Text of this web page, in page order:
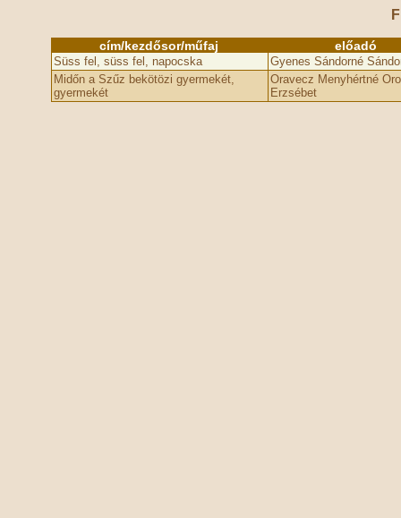
cím/kezdősor/műfaj előadó
Süss fel, süss fel, napocska
Gyenes Sándorné
Midőn a Szűz bekötözi gyermekét,
gyermekét
Oravecz Menyhértné
Erzsébet